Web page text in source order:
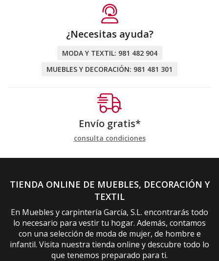
¿Necesitas ayuda?
MODA Y TEXTIL: 981 482 904
MUEBLES Y DECORACIÓN: 981 481 301
Envío gratis*
consulta condiciones
TIENDA ONLINE DE MUEBLES, DECORACIÓN Y
TEXTIL
En Muebles y carpintería García, S.L. encontrarás todo
lo necesario para vestir tu hogar. Además, contamos
con una selección de moda de mujer, de hombre e
infantil. Visita nuestra tienda online y descubre todo lo
que tenemos preparado para ti.